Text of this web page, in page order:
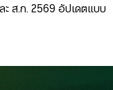
ส.ก. 2569 อัปเดตแบบ